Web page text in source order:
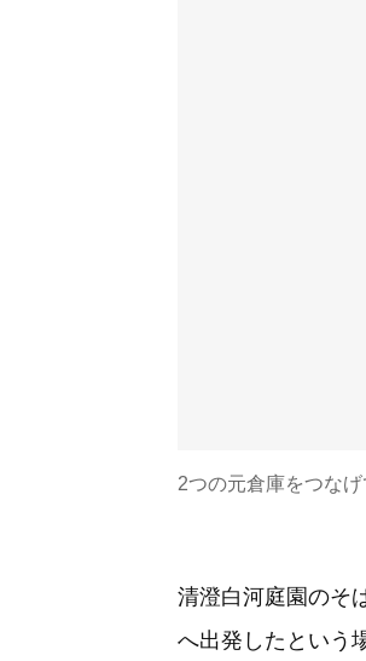
2つの元倉庫をつな
清澄白河庭園のそ
へ出発したという